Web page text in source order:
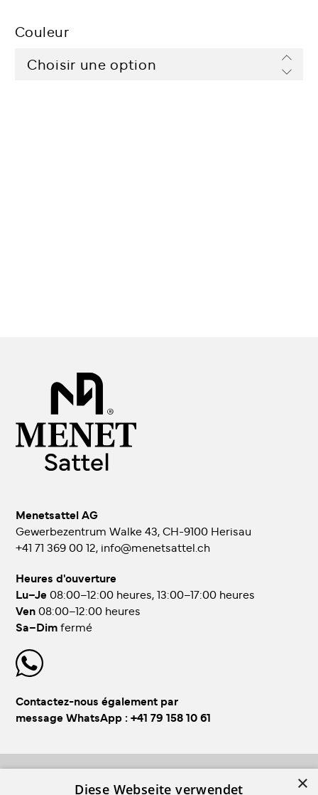
Couleur
Menetsattel AG
Gewerbezentrum Walke 43, CH-9100 Herisau
+41 71 369 00 12, info@menetsattel.ch
Heures d'ouverture
Lu–Je 08:00–12:00 heures, 13:00–17:00 heures
Ven08:00–12:00 heures
Sa–Dimfermé
Contactez-nous également par
message WhatsApp : +41 79 158 10 61
FOLLOW US! ×
Diese Webseite verwendet